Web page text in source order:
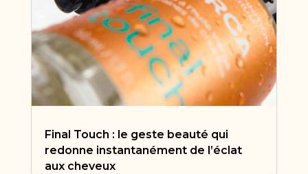
Final Touch : le geste beauté qui
redonne instantanément de l’éclat
aux cheveux